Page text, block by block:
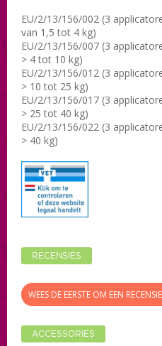
EU/2/13/156/002 (3
van 1,5 tot 4 kg)
EU/2/13/156/007 (3
> 4 tot 10 kg)
EU/2/13/156/012 (3
> 10 tot 25 kg)
EU/2/13/156/017 (3
> 25 tot 40 kg)
EU/2/13/156/022 (3
> 40 kg)
RECENSIES
WEES DE EERSTE OM EEN
ACCESSORIES